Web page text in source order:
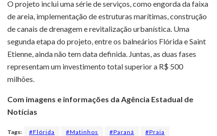
O projeto inclui uma série de serviços, como engorda da faixa
de areia, implementação de estruturas marítimas, construção
de canais de drenagem e revitalização urbanística. Uma
segunda etapa do projeto, entre os balneários Flórida e Saint
Etienne, ainda não tem data definida. Juntas, as duas fases
representam um investimento total superior a R$ 500
milhões.
Com imagens e informações da Agência Estadual de
Notícias
Tags: #Flórida #Matinhos #Paraná
#Praia